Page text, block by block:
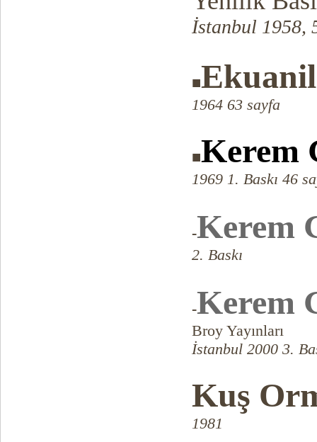
İstanbul 1958,
■
1964 63 sayfa
■Kerem
1969 1. Baskı 46
-Kerem
2. Baskı
-Kerem
Broy Yayınları
İstanbul 2000 3.
Kuş
1981